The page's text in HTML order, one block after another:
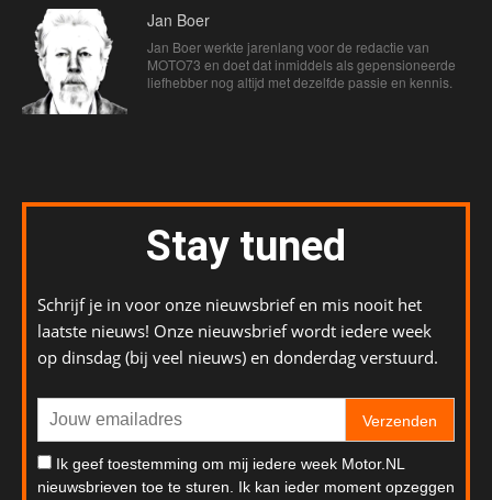
Jan Boer
Jan Boer werkte jarenlang voor de redactie van
MOTO73 en doet dat inmiddels als gepensioneerde
liefhebber nog altijd met dezelfde passie en kennis.
Stay tuned
Schrijf je in voor onze nieuwsbrief en mis nooit het
laatste nieuws! Onze nieuwsbrief wordt iedere week
op dinsdag (bij veel nieuws) en donderdag verstuurd.
Verzenden
Ik geef toestemming om mij iedere week Motor.NL
nieuwsbrieven toe te sturen. Ik kan ieder moment opzeggen